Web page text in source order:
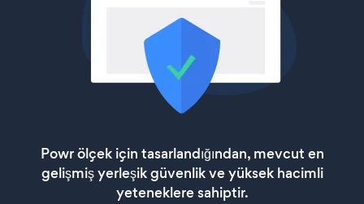
Powr ölçek için tasarlandığından, mevcut en
gelişmiş yerleşik güvenlik ve yüksek hacimli
yeteneklere sahiptir.